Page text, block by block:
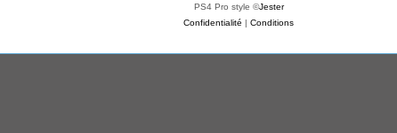
PS4 Pro style ©Jester
Confidentialité | Conditions